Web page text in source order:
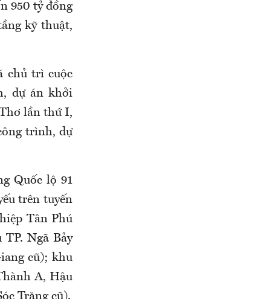
950 tỷ đồng
kỹ thuật,
chủ trì cuộc
dự án khởi
lần thứ I,
trình, dự
Quốc lộ 91
trên tuyến
Tân Phú
Ngã Bảy
cũ); khu
A, Hậu